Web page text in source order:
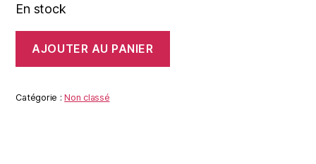
En stock
LEPIDOPTERE
AJOUTER AU PANIER
Catégorie :Non classé